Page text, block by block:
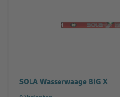
SOLA Wasserwaage BIG X